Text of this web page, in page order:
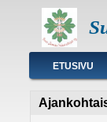
Päävalikko
ETUSIVU